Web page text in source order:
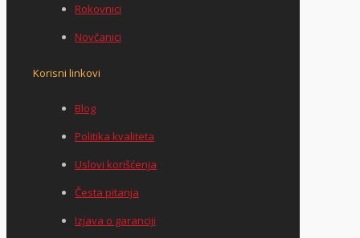
Rokovnici
Novčanici
Korisni linkovi
Blog
Politika kvaliteta
Uslovi korišćenja
Česta pitanja
Izjava o garanciji